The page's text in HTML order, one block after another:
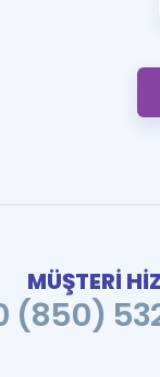
MÜŞTERİ
(850)